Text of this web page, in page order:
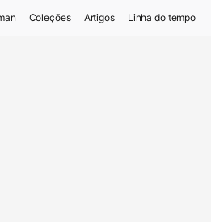
Coleções Artigos Linha do tempo